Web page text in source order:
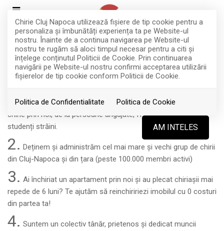
Chirie Cluj Napoca utilizează fişiere de tip cookie pentru a
personaliza și îmbunătăți experiența ta pe Website-ul
nostru. Înainte de a continua navigarea pe Website-ul
nostru te rugăm să aloci timpul necesar pentru a citi și
înțelege conținutul Politicii de Cookie. Prin continuarea
navigării pe Website-ul nostru confirmi acceptarea utilizării
fişierelor de tip cookie conform Politicii de Cookie.
Politica de Confidentialitate Politica de Cookie
AM INTELES
Esti proprietar? Colaboreaza cu noi!
1.Avem o baza diversificată de clienți stabili care iși caută
chirie prin noi, de la persoane angajate, IT-iști, familii, până la
studenți străini.
2. Deținem și administrăm cel mai mare și vechi grup de chirii
din Cluj-Napoca și din țara (peste 100.000 membri activi)
3. Ai închiriat un apartament prin noi și au plecat chiriașii mai
repede de 6 luni? Te ajutăm să reinchiririezi imobilul cu 0 costuri
din partea ta!
4. Suntem un colectiv tânăr, prietenos și dedicat muncii